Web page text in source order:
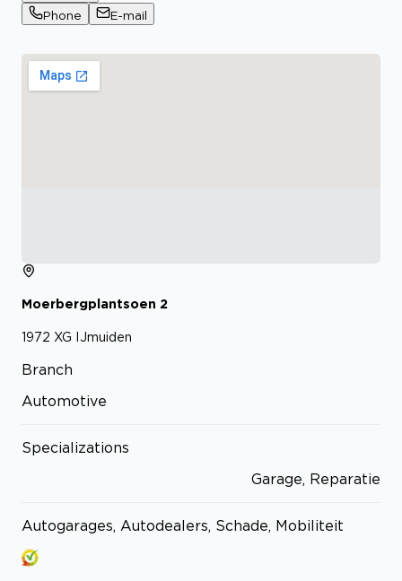
Phone
E-mail
Moerbergplantsoen 2
1972 XG IJmuiden
Branch
Automotive
Specializations
Garage, Reparatie
Autogarages, Autodealers, Schade, Mobiliteit